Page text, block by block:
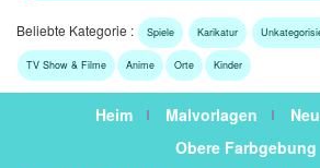
Beliebte Kategorie : Spiele Karikatur
TV Show & Filme Anime Orte Kinder
Heim Malvorlagen
Obere Farbgebung